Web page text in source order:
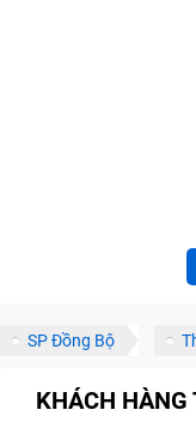
SP Đồng Bộ
KHÁCH HÀNG